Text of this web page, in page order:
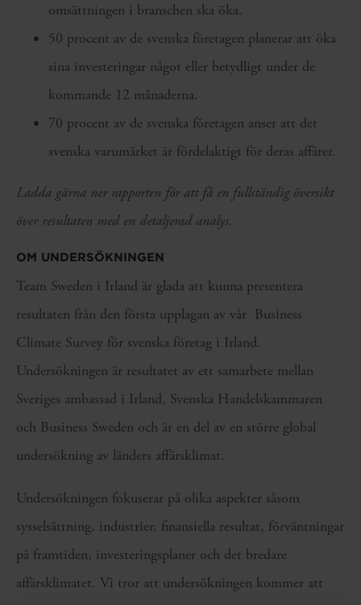
omsättningen i branschen ska öka.
50 procent av de svenska företagen planerar att öka
sina investeringar något eller betydligt under de
kommande 12 månaderna.
70 procent av de svenska företagen anser att det
svenska varumärket är fördelaktigt för deras affärer.
Ladda gärna ner rapporten för att få en fullständig översikt
över resultaten med en detaljerad analys.
OM UNDERSÖKNINGEN
Team Sweden i Irland är glada att kunna presentera
resultaten från den första upplagan av vår Business
Climate Survey för svenska företag i Irland.
Undersökningen är resultatet av ett samarbete mellan
Sveriges ambassad i Irland, Svenska Handelskammaren
och Business Sweden och är en del av en större global
undersökning av länders affärsklimat.
Undersökningen fokuserar på olika aspekter såsom
sysselsättning, industrier, finansiella resultat, förväntningar
på framtiden, investeringsplaner och det bredare
affärsklimatet. Vi tror att undersökningen kommer att